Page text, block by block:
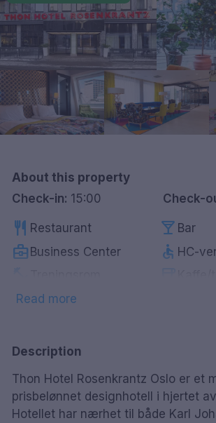
Trondheim
Hele Sverige
Stockholm
Göteborg
Done
About this property
Check-in: 15:00 Check-
restaurant Restaurant local_bar Bar
business_center Business Center accessible HC-
chairLounge
Read more
Description
Thon Hotel Rosenkrantz Oslo er et
prisbelønnet designhotell i hjertet
Hotellet har nærhet til både Karl